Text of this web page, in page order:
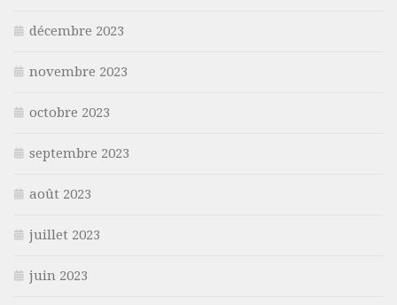
décembre 2023
novembre 2023
octobre 2023
septembre 2023
août 2023
juillet 2023
juin 2023